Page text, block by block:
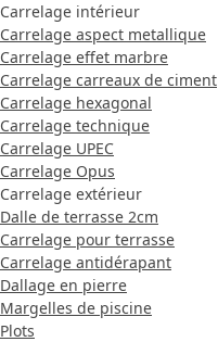
Carrelage intérieur
Carrelage aspect metallique
Carrelage effet marbre
Carrelage carreaux de ciment
Carrelage hexagonal
Carrelage technique
Carrelage UPEC
Carrelage Opus
Carrelage extérieur
Dalle de terrasse 2cm
Carrelage pour terrasse
Carrelage antidérapant
Dallage en pierre
Margelles de piscine
Plots